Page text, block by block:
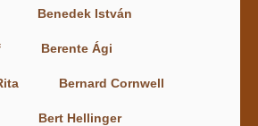
Benedek István
Berente Ági
Bernard Cornwell
Bert Hellinger